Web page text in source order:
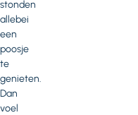
stonden
allebei
een
poosje
te
genieten.
Dan
voel